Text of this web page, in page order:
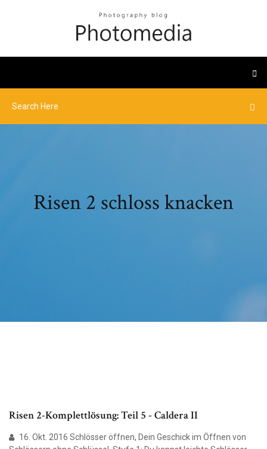
Risen 2 schloss knacken
Risen 2-Komplettlösung: Teil 5 - Caldera II
16. Okt. 2016 Schlösser öffnen, Dein Geschick im Öffnen von